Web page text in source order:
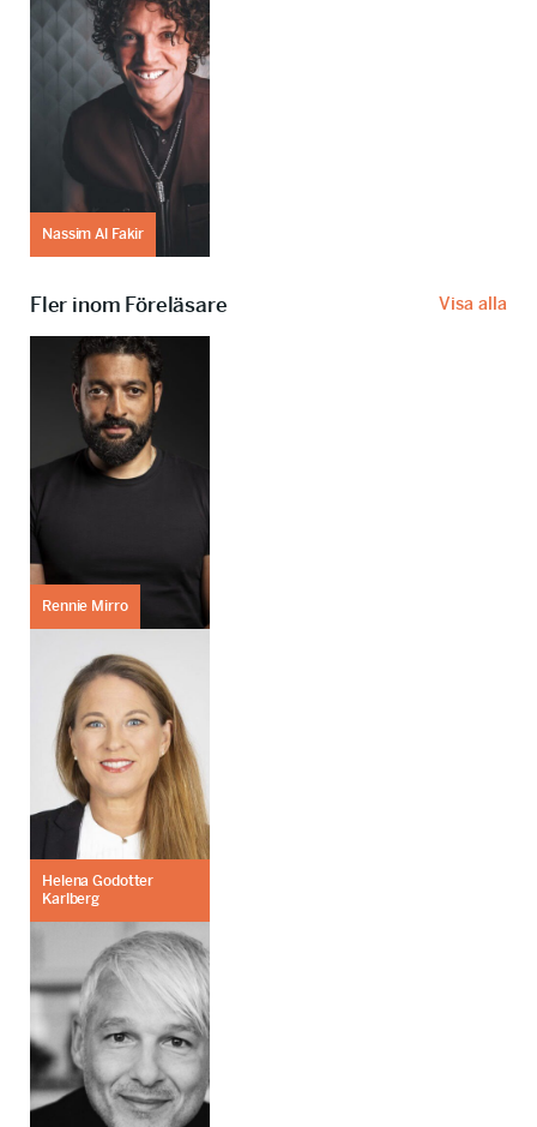
Nassim Al Fakir
Fler inom Föreläsare Visa alla
Rennie Mirro
Helena Godotter
Karlberg